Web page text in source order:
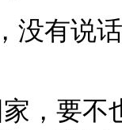
有说话
要不